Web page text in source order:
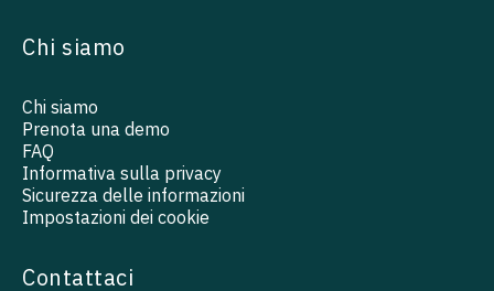
Chi siamo
Chi siamo
Prenota una demo
FAQ
Informativa sulla privacy
Sicurezza delle informazioni
Impostazioni dei cookie
Contattaci